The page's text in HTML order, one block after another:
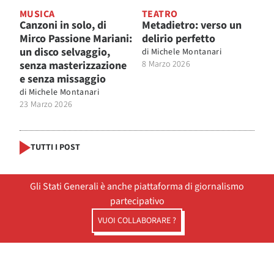
MUSICA
Canzoni in solo, di
Mirco Passione Mariani:
un disco selvaggio,
senza masterizzazione
e senza missaggio
di Michele Montanari
23 Marzo 2026
TEATRO
Metadietro: verso un
delirio perfetto
di Michele Montanari
8 Marzo 2026
TUTTI I POST
Gli Stati Generali è anche piattaforma di giornalismo
partecipativo
VUOI COLLABORARE ?